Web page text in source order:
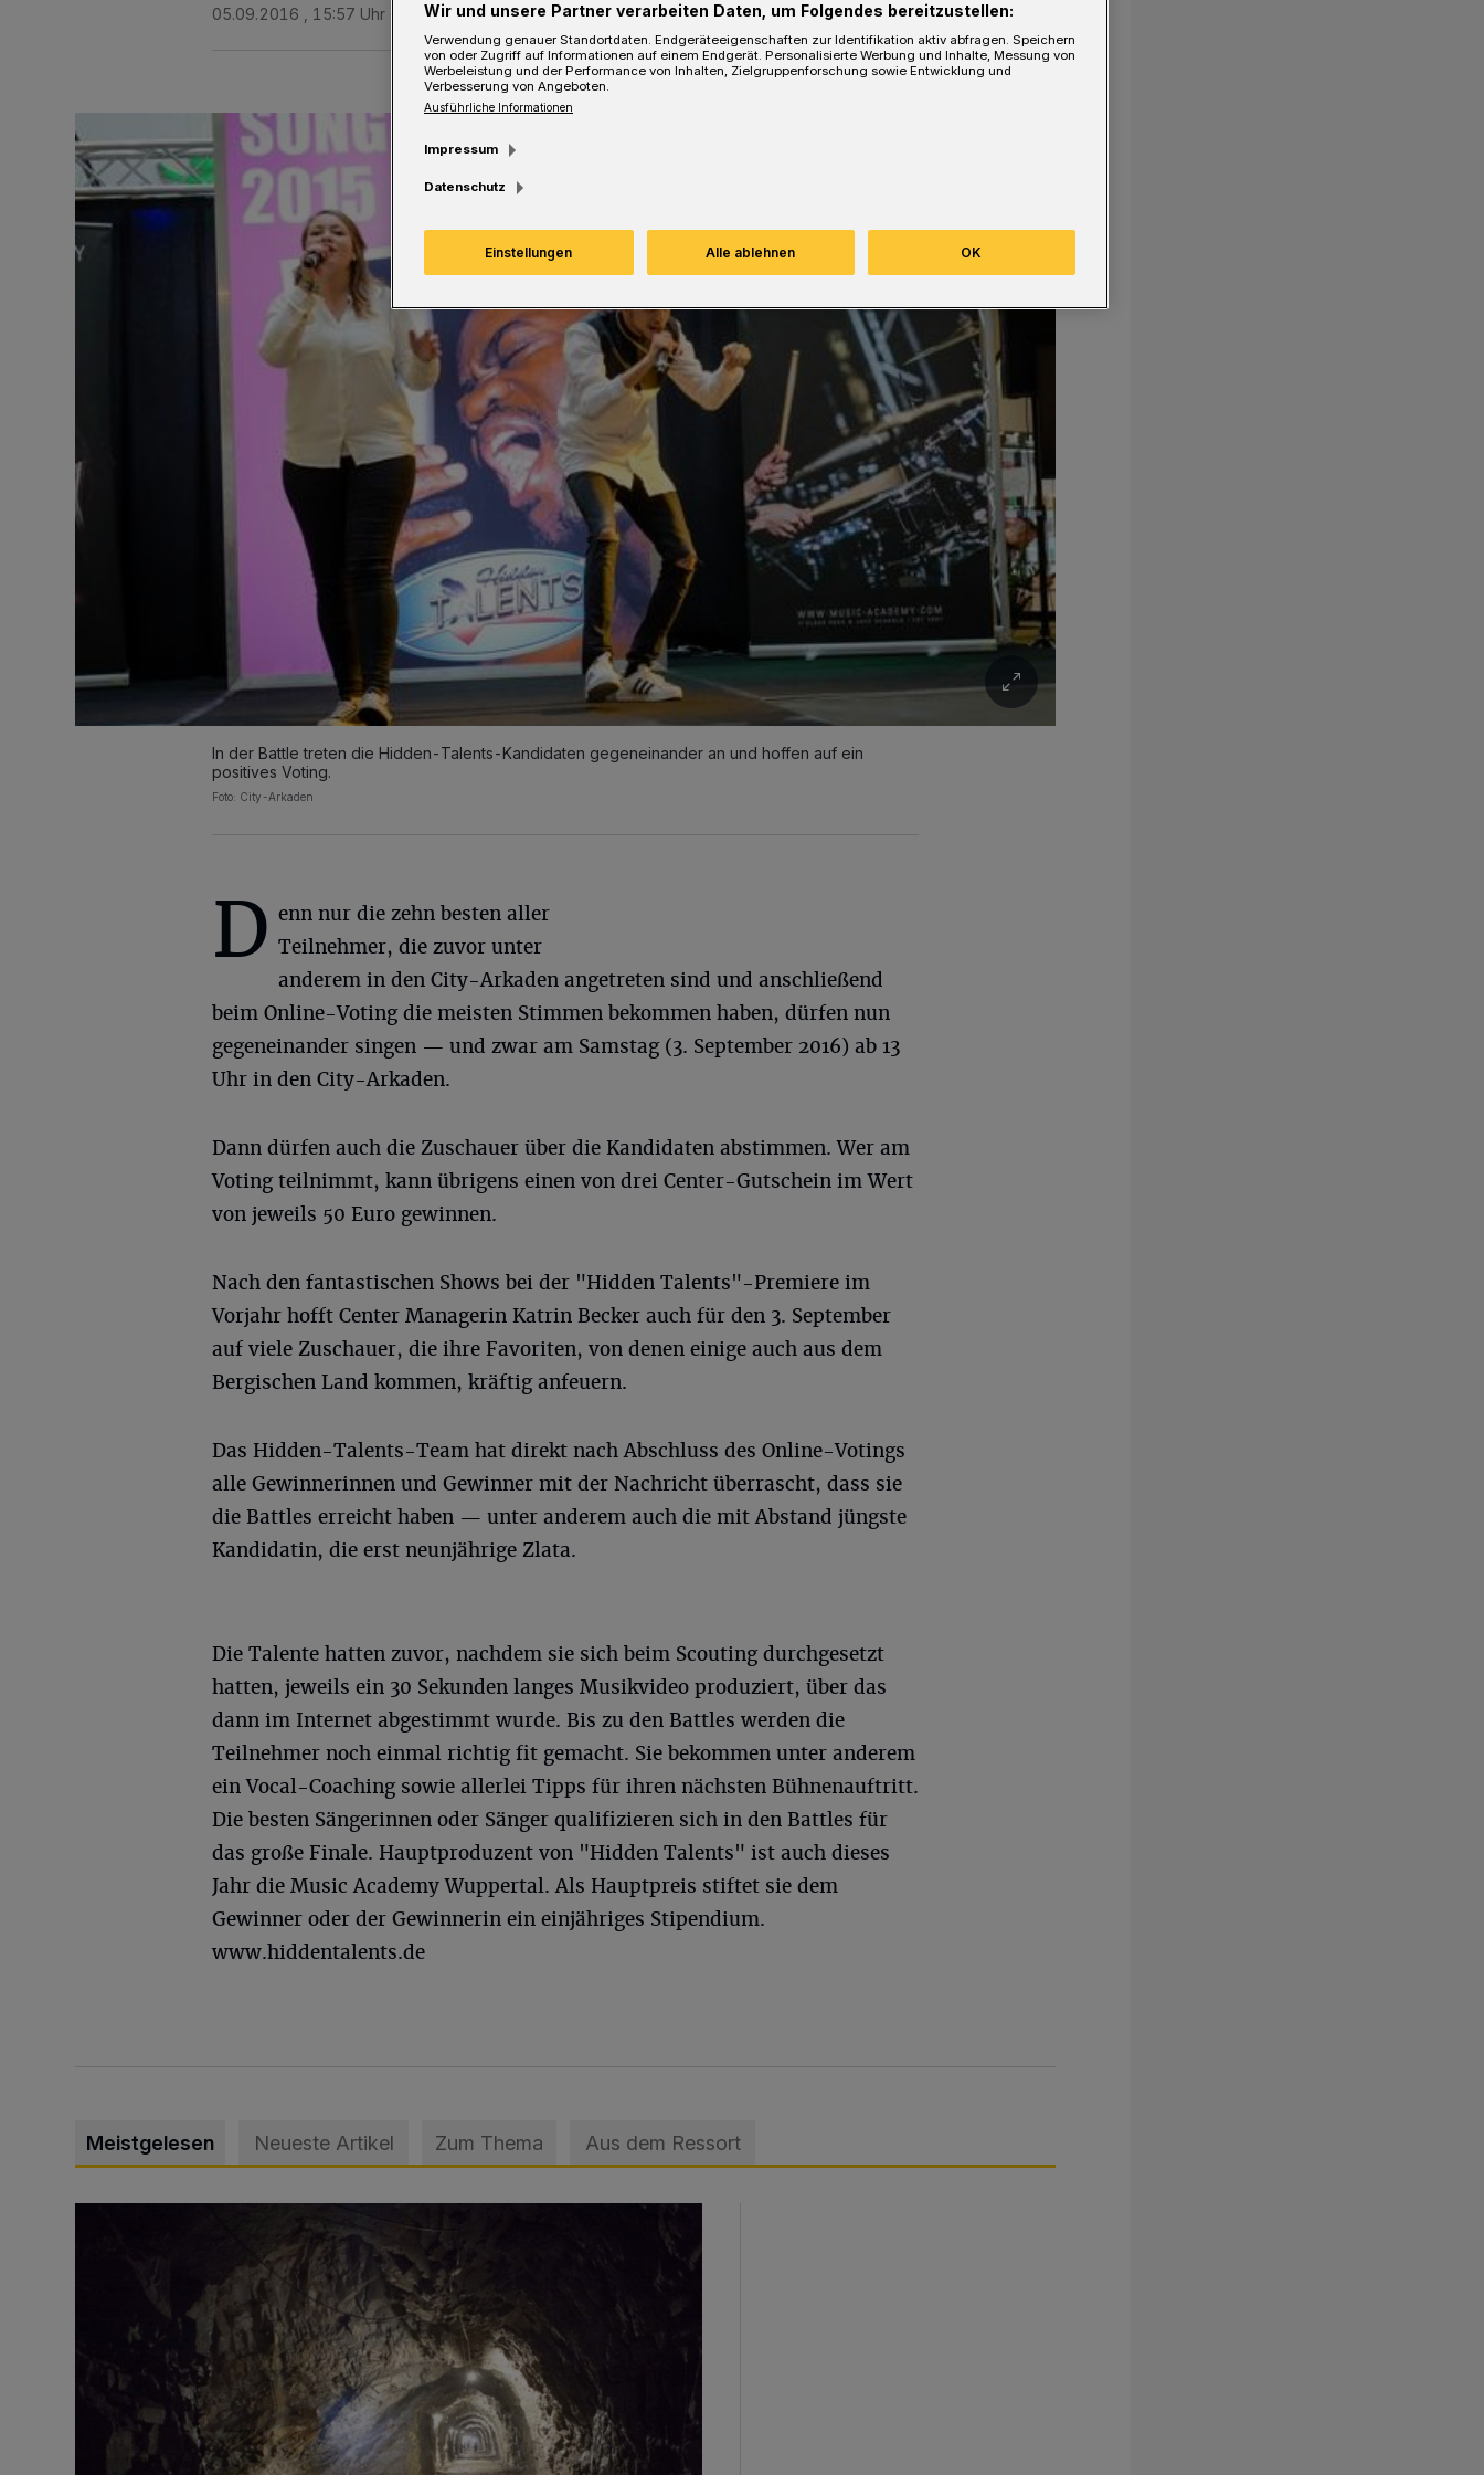
05.09.2016 , 15:57 Uhr Eine Minute Lesezeit
In der Battle treten die Hidden-Talents-Kandidaten gegeneinander an und hoffen auf ein
positives Voting.
Foto: City-Arkaden
D enn nur die zehn besten aller
Teilnehmer, die zuvor unter
anderem in den City-Arkaden angetreten sind und anschließend
beim Online-Voting die meisten Stimmen bekommen haben, dürfen nun
gegeneinander singen — und zwar am Samstag (3. September 2016) ab 13
Uhr in den City-Arkaden.
Dann dürfen auch die Zuschauer über die Kandidaten abstimmen. Wer am
Voting teilnimmt, kann übrigens einen von drei Center-Gutschein im Wert
von jeweils 50 Euro gewinnen.
Nach den fantastischen Shows bei der "Hidden Talents"-Premiere im
Vorjahr hofft Center Managerin Katrin Becker auch für den 3. September
auf viele Zuschauer, die ihre Favoriten, von denen einige auch aus dem
Bergischen Land kommen, kräftig anfeuern.
Das Hidden-Talents-Team hat direkt nach Abschluss des Online-Votings
alle Gewinnerinnen und Gewinner mit der Nachricht überrascht, dass sie
die Battles erreicht haben — unter anderem auch die mit Abstand jüngste
Kandidatin, die erst neunjährige Zlata.
Die Talente hatten zuvor, nachdem sie sich beim Scouting durchgesetzt
hatten, jeweils ein 30 Sekunden langes Musikvideo produziert, über das
dann im Internet abgestimmt wurde. Bis zu den Battles werden die
Teilnehmer noch einmal richtig fit gemacht. Sie bekommen unter anderem
ein Vocal-Coaching sowie allerlei Tipps für ihren nächsten Bühnenauftritt.
Die besten Sängerinnen oder Sänger qualifizieren sich in den Battles für
das große Finale. Hauptproduzent von "Hidden Talents" ist auch dieses
Jahr die Music Academy Wuppertal. Als Hauptpreis stiftet sie dem
Gewinner oder der Gewinnerin ein einjähriges Stipendium.
www.hiddentalents.de
Meistgelesen Neueste Artikel Zum Thema Aus dem Ressort
Wir und unsere Partner verarbeiten Daten, um Folgendes bereitzustellen:
Verwendung genauer Standortdaten. Endgeräteeigenschaften zur Identifikation aktiv abfragen. Speichern
von oder Zugriff auf Informationen auf einem Endgerät. Personalisierte Werbung und Inhalte, Messung von
Werbeleistung und der Performance von Inhalten, Zielgruppenforschung sowie Entwicklung und
Verbesserung von Angeboten.
Ausführliche Informationen
Impressum
Datenschutz
Einstellungen Alle ablehnen OK